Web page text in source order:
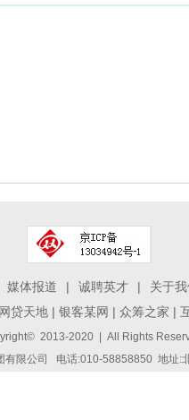
媒体报道 | 诚聘英才 | 关于
网贷天地 | 银客某网 | 众筹之家 |
2013-2020 | All Rights
有限公司 电话:010-58858850 地址: